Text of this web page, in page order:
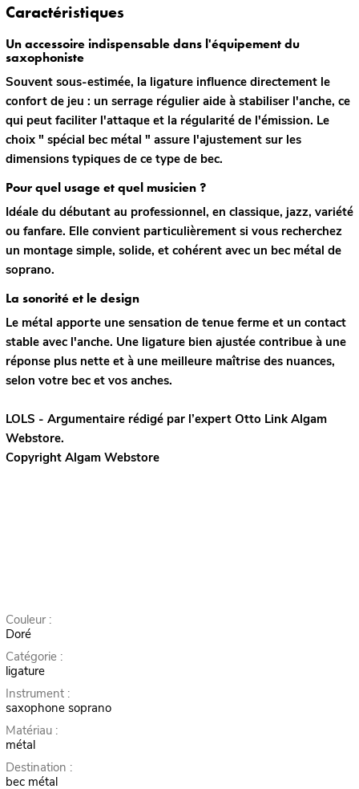
Caractéristiques
Un accessoire indispensable dans l'équipement du
saxophoniste
Souvent sous-estimée, la ligature influence directement le
confort de jeu : un serrage régulier aide à stabiliser l'anche, ce
qui peut faciliter l'attaque et la régularité de l'émission. Le
choix " spécial bec métal " assure l'ajustement sur les
dimensions typiques de ce type de bec.
Pour quel usage et quel musicien ?
Idéale du débutantau professionnel, en classique, jazz, variété
ou fanfare. Elle convient particulièrement si vous recherchez
un montage simple, solide, et cohérent avec un bec métal de
soprano.
La sonorité et le design
Le métal apporte une sensation de tenue ferme et un contact
stable avec l'anche. Une ligature bien ajustée contribue à une
réponse plus nette et à une meilleure maîtrise des nuances,
selon votre bec et vos anches.
LOLS - Argumentaire rédigé par l’expert Otto LinkAlgam
Webstore.
Copyright Algam Webstore
Couleur :
Doré
Catégorie :
ligature
Instrument :
saxophone soprano
Matériau :
métal
Destination :
bec métal